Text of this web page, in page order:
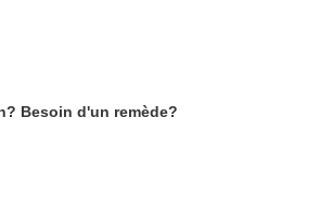
Besoin d'un médecin? Besoin d'un remède?